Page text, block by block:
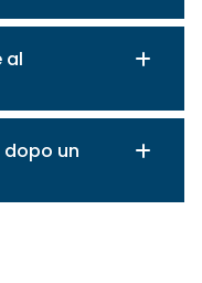
al
un